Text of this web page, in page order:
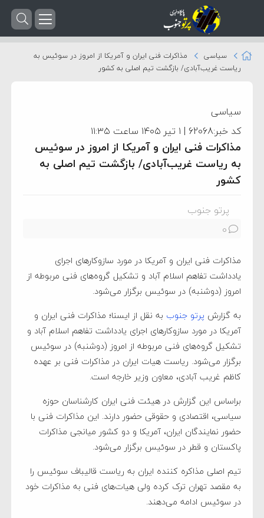
سیاسی
مذاکرات فنی ایران و آمریکا از امروز در سوئیس به
ریاست غریب‌آبادی/ بازگشت تیم اصلی به کشور
سیاسی
کد خبر:62068 | ۱ تیر ۱۴۰۵ ساعت ۱۱:۳۵
مذاکرات فنی ایران و آمریکا از امروز در سوئیس
به ریاست غریب‌آبادی/ بازگشت تیم اصلی به
کشور
پرتو جنوب
0
مذاکرات فنی ایران و آمریکا در مورد سازوکار‌های اجرای
یادداشت تفاهم اسلام آباد و تشکیل گروه‌های فنی مربوطه از
امروز (دوشنبه) در سوئیس برگزار می‌شود.
به گزارش پرتو جنوب به نقل از ایسنا؛ مذاکرات فنی ایران و
آمریکا در مورد سازوکار‌های اجرای یادداشت تفاهم اسلام آباد و
تشکیل گروه‌های فنی مربوطه از امروز (دوشنبه) در سوئیس
برگزار می‌شود. ریاست هیات ایران در مذاکرات فنی بر عهده
کاظم غریب آبادی، معاون وزیر خارجه است.
براساس این گزارش در هیئت فنی ایران کارشناسان حوزه
سیاسی، اقتصادی و حقوقی حضور دارند. این مذاکرات فنی با
حضور نمایندگان ایران، آمریکا و دو کشور میانجی مذاکرات
پاکستان و قطر در سوئیس برگزار می‌شود.
تیم اصلی مذاکره کننده ایران به ریاست قالیباف سوئیس را
به مقصد تهران ترک کرده ولی هیات‌های فنی به مذاکرات خود
در سوئیس ادامه می‌دهند.